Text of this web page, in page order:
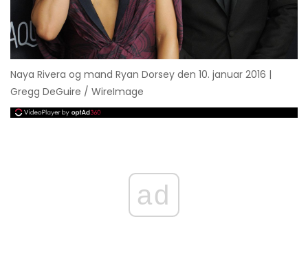
Naya Rivera og mand Ryan Dorsey den 10. januar 2016 |
Gregg DeGuire / WireImage
ad